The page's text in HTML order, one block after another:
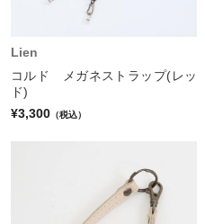
Lien
コルド メガネストラップ(レッ
ド)
¥3,300 （税込）